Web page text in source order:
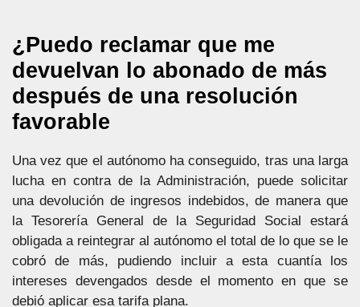
¿Puedo reclamar que me
devuelvan lo abonado de más
después de una resolución
favorable
Una vez que el autónomo ha conseguido, tras una larga
lucha en contra de la Administración, puede solicitar
una devolución de ingresos indebidos, de manera que
la Tesorería General de la Seguridad Social estará
obligada a reintegrar al autónomo el total de lo que se le
cobró de más, pudiendo incluir a esta cuantía los
intereses devengados desde el momento en que se
debió aplicar esa tarifa plana.